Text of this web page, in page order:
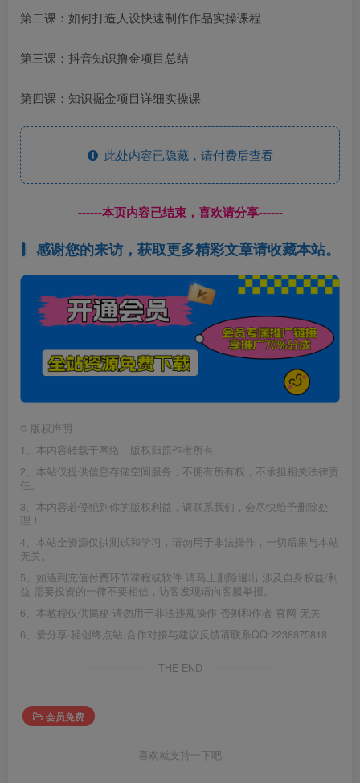
第二课：如何打造人设快速制作作品实操课程
第三课：抖音知识撸金项目总结
第四课：知识掘金项目详细实操课
此处内容已隐藏，请付费后查看
------本页内容已结束，喜欢请分享------
感谢您的来访，获取更多精彩文章请收藏本站。
© 版权声明
1、本内容转载于网络，版权归原作者所有！
2、本站仅提供信息存储空间服务，不拥有所有权，不承担相关法律责
任。
3、本内容若侵犯到你的版权利益，请联系我们，会尽快给予删除处
理！
4、本站全资源仅供测试和学习，请勿用于非法操作，一切后果与本站
无关。
5、如遇到充值付费环节课程或软件 请马上删除退出 涉及自身权益/利
益 需要投资的一律不要相信，访客发现请向客服举报。
6、本教程仅供揭秘 请勿用于非法违规操作 否则和作者 官网 无关
6、爱分享·轻创终点站,合作对接与建议反馈请联系QQ:2238875818
THE END
会员免费
喜欢就支持一下吧